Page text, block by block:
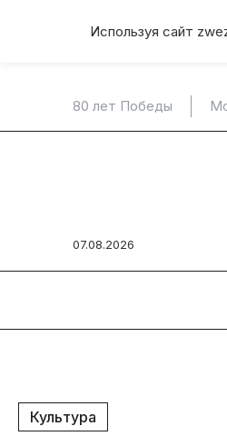
Используя сайт
80 лет Победы
07.08.2026
Культура